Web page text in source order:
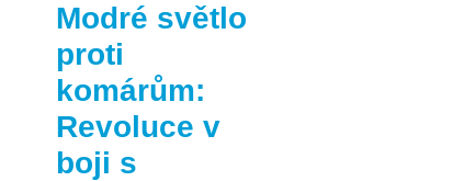
Modré světlo
proti
komárům:
Revoluce v
boji s